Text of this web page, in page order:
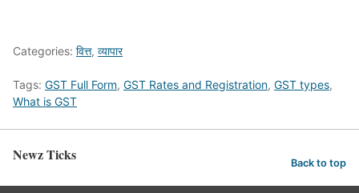
Categories: वित्त, व्यापार
Tags: GST Full Form, GST Rates and Registration, GST types,
What is GST
Newz Ticks Back to top